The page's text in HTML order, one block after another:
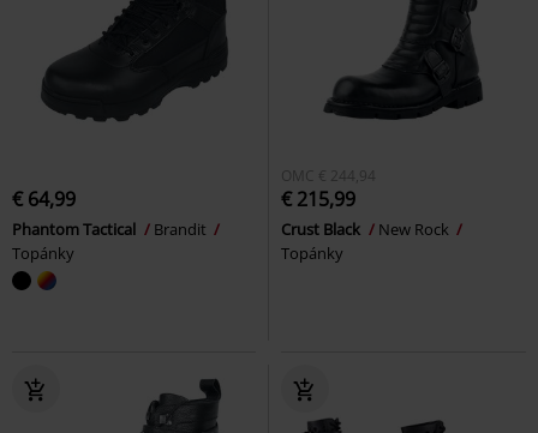
€ 64,99
Phantom Tactical
Brandit
Topánky
OMC € 244,94
€ 215,99
Crust Black
New Rock
Topánky